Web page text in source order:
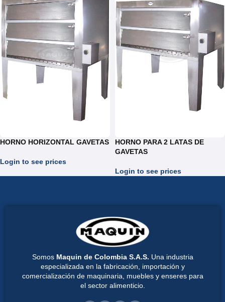
HORNO HORIZONTAL GAVETAS
Login to see prices
HORNO PARA 2 LATAS DE
GAVETAS
Login to see prices
Somos Maquin de Colombia S.A.S. Una industria
especializada en la fabricación, importación y
comercialización de maquinaria, muebles y enseres para
el sector alimenticio.